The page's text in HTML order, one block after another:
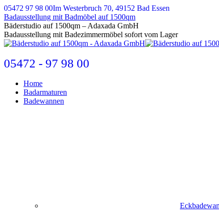
Zum
Inhalt
springen
05472 97 98 00Im Westerbruch 70, 49152 Bad Essen
Badausstellung mit Badmöbel auf 1500qm
E-
Mail
page
in
new
Bäderstudio auf 1500qm – Adaxada GmbH
Badausstellung mit Badezimmermöbel sofort vom Lager
05472 - 97 98 00
Home
Badarmaturen
Badewannen